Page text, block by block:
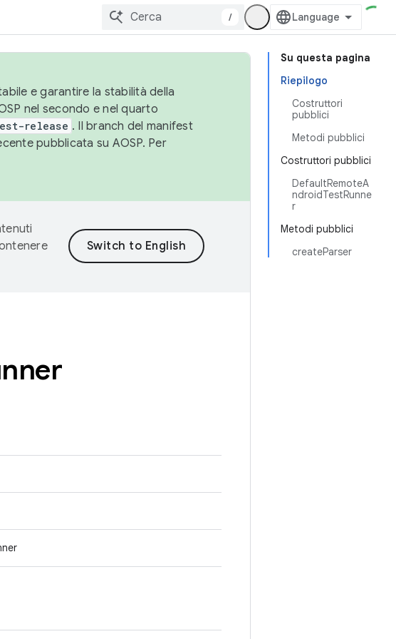
/
Su questa pagina
Riepilogo
Costruttori
pubblici
Metodi pubblici
Costruttori pubblici
DefaultRemoteA
ndroidTestRunne
r
Metodi pubblici
createParser
e garantire la stabilità della
nel secondo e nel quarto
release . Il branch del manifest
pubblicata su AOSP. Per